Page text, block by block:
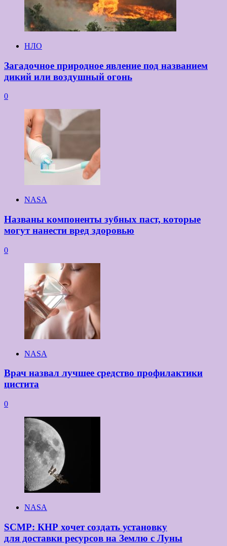
НЛО
Загадочное природное явление под названием
дикий или воздушный огонь
0
NASA
Названы компоненты зубных паст, которые
могут нанести вред здоровью
0
NASA
Врач назвал лучшее средство профилактики
цистита
0
NASA
SCMP: КНР хочет создать установку
для доставки ресурсов на Землю с Луны